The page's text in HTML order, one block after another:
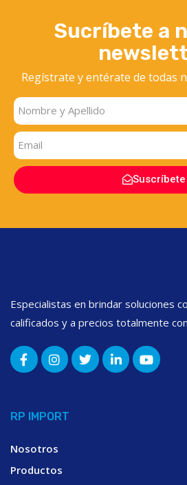
Sucríbete a
Regístrate y entérate de todas
Suscríbete
Especialistas en brindar soluciones
calificados y a precios totalmente
RP IMPORT
Nosotros
Productos